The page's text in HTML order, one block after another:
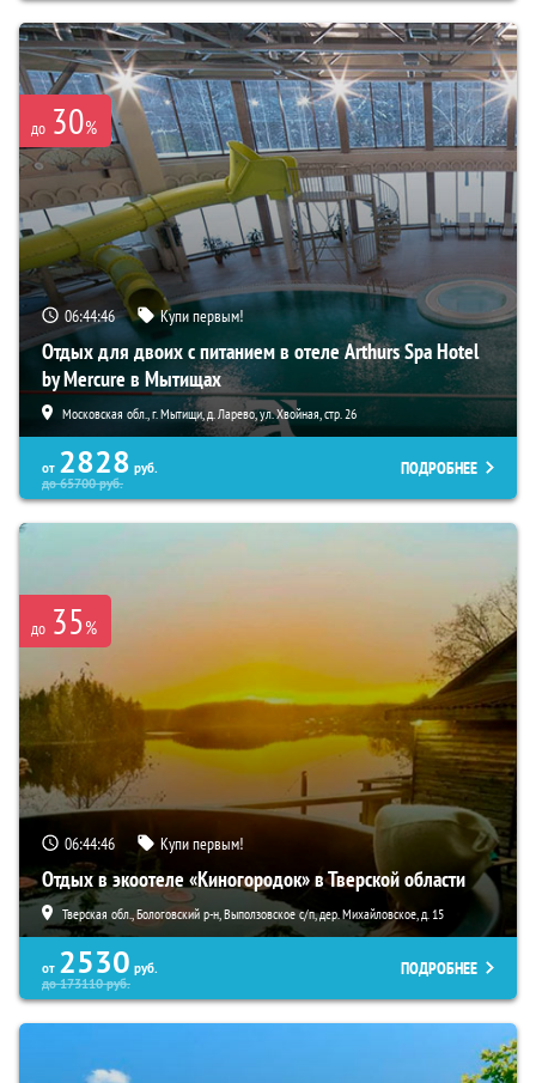
до 30%
06:44:45 Купи первым!
Отдых для двоих с питанием в отеле Arthurs Spa Hotel
by Mercure в Мытищах
Московская обл., г. Мытищи, д. Ларево, ул. Хвойная, стр. 26
от 2828 руб.
до65700руб.
ПОДРОБНЕЕ
до 35%
06:44:45 Купи первым!
Отдых в экоотеле «Киногородок» в Тверской области
Тверская обл., Бологовский р-н, Выползовское с/п, дер. Михайловское, д. 15
от 2530 руб.
до173110руб.
ПОДРОБНЕЕ